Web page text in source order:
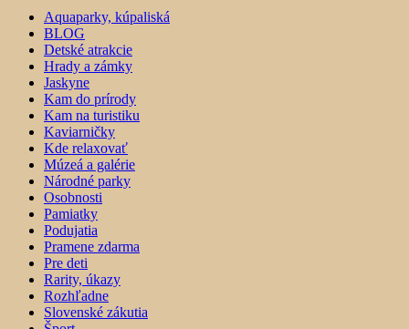
Aquaparky, kúpaliská
BLOG
Detské atrakcie
Hrady a zámky
Jaskyne
Kam do prírody
Kam na turistiku
Kaviarničky
Kde relaxovať
Múzeá a galérie
Národné parky
Osobnosti
Pamiatky
Podujatia
Pramene zdarma
Pre deti
Rarity, úkazy
Rozhľadne
Slovenské zákutia